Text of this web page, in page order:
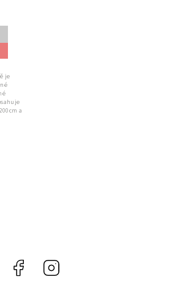
je
a
Facebook